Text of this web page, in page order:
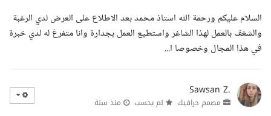
السلام عليكم ورحمة الله استاذ محمد بعد الاطلاع على العرض لدي الرغبة
والشغف بالعمل لهذا الشاغر واستطيع العمل بجدارة وانا متفرغ له لدي خبرة
في هذا المجال وخصوصا ا...
Sawsan Z.
مصمم جرافيك لم يحسب منذ سنة